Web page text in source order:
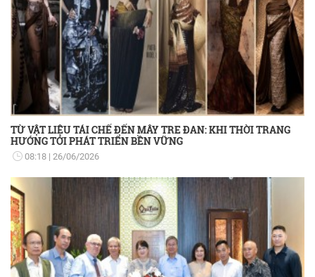
TỪ VẬT LIỆU TÁI CHẾ ĐẾN MÂY TRE ĐAN: KHI THỜI TRANG
HƯỚNG TỚI PHÁT TRIỂN BỀN VỮNG
08:18 26/06/2026